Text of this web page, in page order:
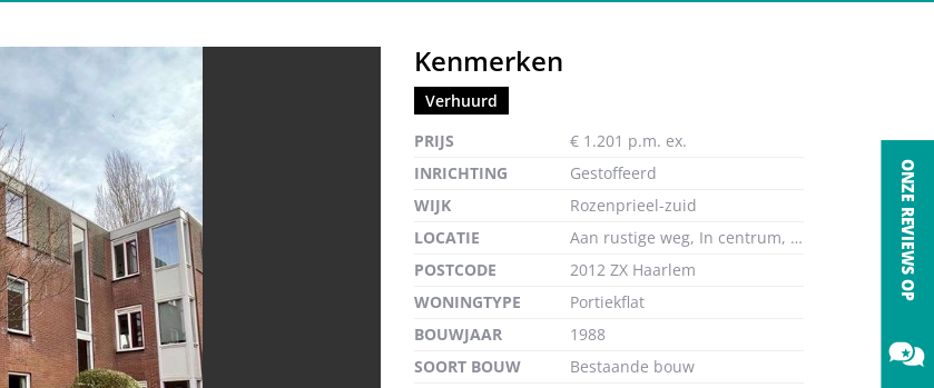
volgende
Vergroten
Kenmerken
Verhuurd
PRIJS
€ 1.201 p.m. ex.
INRICHTING
Gestoffeerd
WIJK
Rozenprieel-zuid
LOCATIE
Aan rustige weg, In centrum, In woonwijk
POSTCODE
2012 ZX Haarlem
WONINGTYPE
Portiekflat
BOUWJAAR
1988
SOORT BOUW
Bestaande bouw